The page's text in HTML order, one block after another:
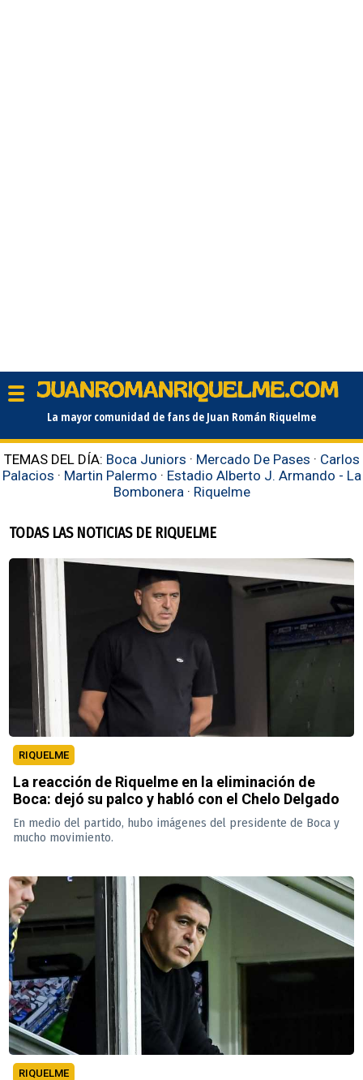
La mayor comunidad de fans de Juan Román Riquelme
TEMAS DEL DÍA: Boca Juniors · Mercado De Pases · Carlos
Palacios · Martin Palermo · Estadio Alberto J. Armando - La
Bombonera · Riquelme
TODAS LAS NOTICIAS DE RIQUELME
RIQUELME
La reacción de Riquelme en la eliminación de
Boca: dejó su palco y habló con el Chelo Delgado
En medio del partido, hubo imágenes del presidente de Boca y
mucho movimiento.
RIQUELME